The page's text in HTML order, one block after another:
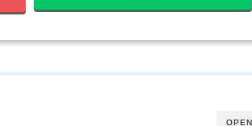
OPEN